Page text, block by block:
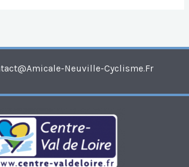
Neuville-Cyclisme.fr